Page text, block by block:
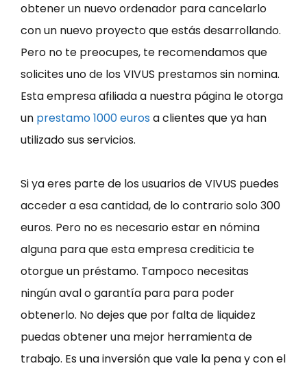
obtener un nuevo ordenador para cancelarlo
con un nuevo proyecto que estás desarrollando.
Pero no te preocupes, te recomendamos que
solicites uno de los VIVUS prestamos sin nomina.
Esta empresa afiliada a nuestra página le otorga
un prestamo 1000 euros a clientes que ya han
utilizado sus servicios.
Si ya eres parte de los usuarios de VIVUS puedes
acceder a esa cantidad, de lo contrario solo 300
euros. Pero no es necesario estar en nómina
alguna para que esta empresa crediticia te
otorgue un préstamo. Tampoco necesitas
ningún aval o garantía para para poder
obtenerlo. No dejes que por falta de liquidez
puedas obtener una mejor herramienta de
trabajo. Es una inversión que vale la pena y con el